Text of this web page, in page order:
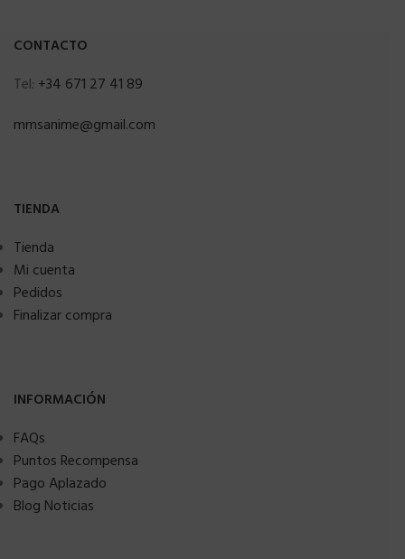
CONTACTO
Tel: +34 671 27 41 89
mmsanime@gmail.com
TIENDA
Tienda
Mi cuenta
Pedidos
Finalizar compra
INFORMACIÓN
FAQs
Puntos Recompensa
Pago Aplazado
Blog Noticias